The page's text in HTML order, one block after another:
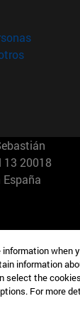
(abre en nueva
(abre en
(abre en
13 20018
Nueva York
when
information
select the
For more